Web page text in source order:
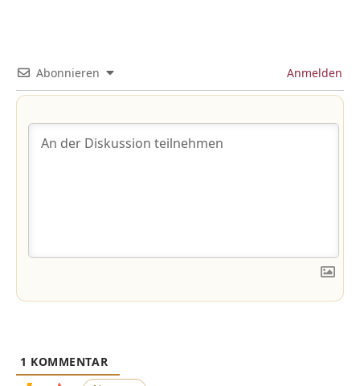
Abonnieren Anmelden
1 KOMMENTAR